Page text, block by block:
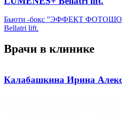
Бьюти -бокс "ЭФФЕКТ
Bellatri lift.
Врачи в клинике
Калабашкина Ирина